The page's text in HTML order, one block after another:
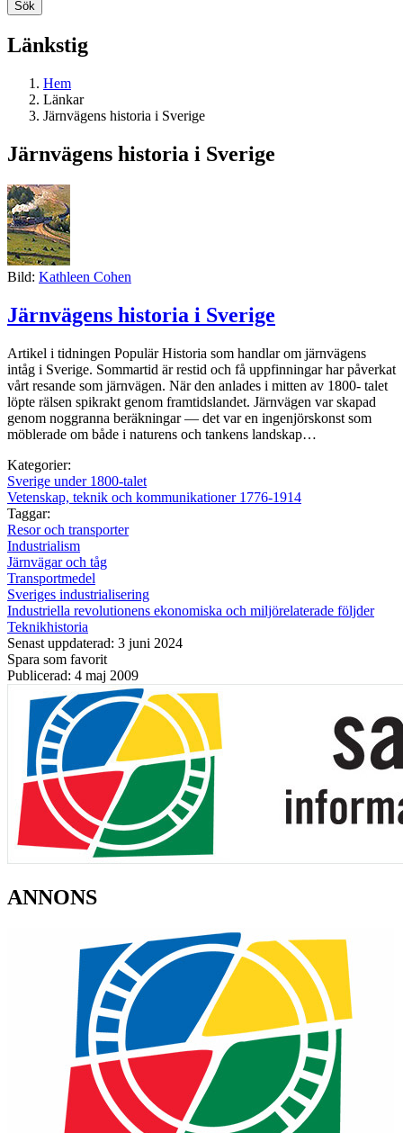
Länkstig
Hem
Länkar
Järnvägens historia i Sverige
Järnvägens historia i Sverige
Bild: Kathleen Cohen
Järnvägens historia i Sverige
Artikel i tidningen Populär Historia som handlar om järnvägens
intåg i Sverige. Sommartid är restid och få uppfinningar har påverkat
vårt resande som järnvägen. När den anlades i mitten av 1800- talet
löpte rälsen spikrakt genom framtidslandet. Järnvägen var skapad
genom noggranna beräkningar — det var en ingenjörskonst som
möblerade om både i naturens och tankens landskap…
Kategorier:
Sverige under 1800-talet
Vetenskap, teknik och kommunikationer 1776-1914
Taggar:
Resor och transporter
Industrialism
Järnvägar och tåg
Transportmedel
Sveriges industrialisering
Industriella revolutionens ekonomiska och miljörelaterade följder
Teknikhistoria
Senast uppdaterad: 3 juni 2024
Spara som favorit
Publicerad: 4 maj 2009
ANNONS